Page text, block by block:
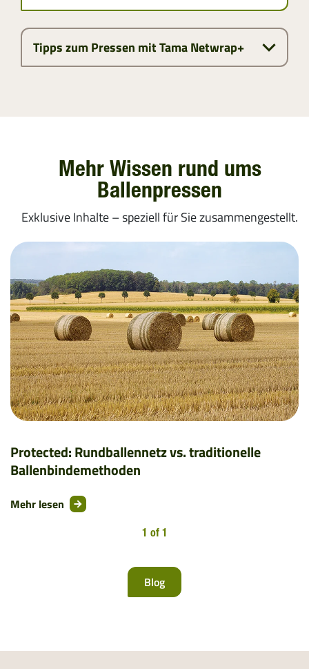
Tipps zum Pressen mit Tama Netwrap+
Mehr Wissen rund ums
Ballenpressen
Exklusive Inhalte – speziell für Sie zusammengestellt.
Protected: Rundballennetz vs. traditionelle
Ballenbindemethoden
Mehr lesen
1 of 1
Blog